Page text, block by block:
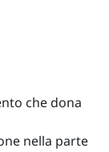
che dona
nella parte